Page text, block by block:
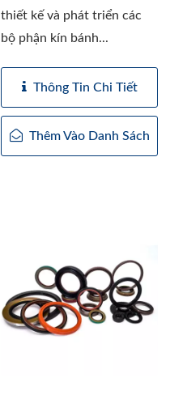
thiết kế và phát triển các
bộ phận kín bánh...
Thông Tin Chi Tiết
Thêm Vào Danh Sách